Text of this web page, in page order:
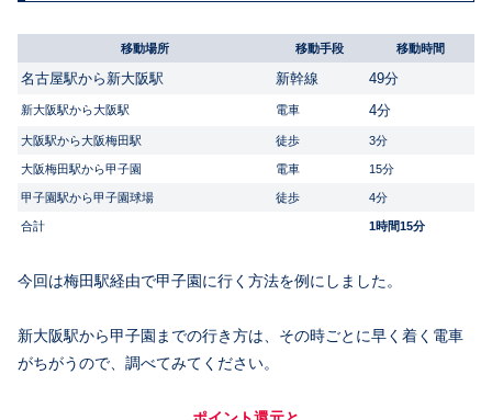
移動場所 移動手段 移動時間
名古屋駅から新大阪駅 新幹線 49分
新大阪駅から大阪駅 電車 4分
大阪駅から大阪梅田駅 徒歩 3分
大阪梅田駅から甲子園 電車 15分
甲子園駅から甲子園球場 徒歩 4分
合計 1時間15分
今回は梅田駅経由で甲子園に行く方法を例にしました。
新大阪駅から甲子園までの行き方は、その時ごとに早く着く電車
がちがうので、調べてみてください。